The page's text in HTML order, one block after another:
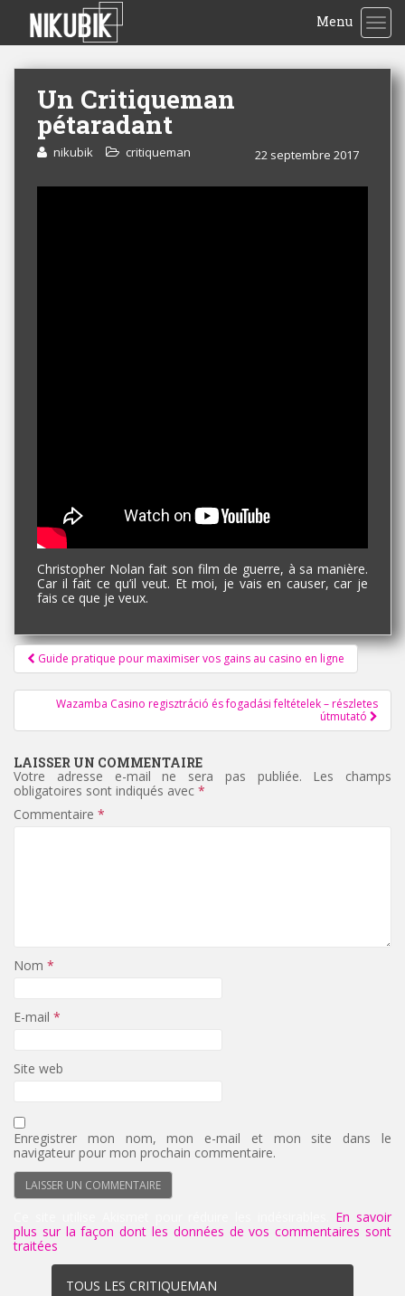
Menu
Un Critiqueman
pétaradant
22 septembre 2017
nikubik critiqueman
Christopher Nolan fait son film de guerre, à sa manière.
Car il fait ce qu’il veut. Et moi, je vais en causer, car je
fais ce que je veux.
Pagination
d'article
Guide pratique pour maximiser vos gains au casino en ligne
Wazamba Casino regisztráció és fogadási feltételek – részletes
útmutató
LAISSER UN COMMENTAIRE
Votre adresse e-mail ne sera pas publiée.
Les champs
obligatoires sont indiqués avec *
Commentaire *
Nom *
E-mail *
Site web
Enregistrer mon nom, mon e-mail et mon site dans le
navigateur pour mon prochain commentaire.
En savoir
plus sur la façon dont les données de vos commentaires sont
traitées
TOUS LES CRITIQUEMAN